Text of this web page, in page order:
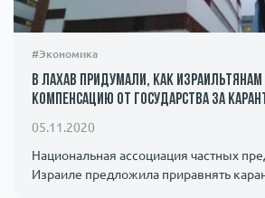
#Экономика
В ЛАХАВ придумали, как
компенсацию от государства за
05.11.2020
Национальная ассоциация частных
Израиле предложила приравнять